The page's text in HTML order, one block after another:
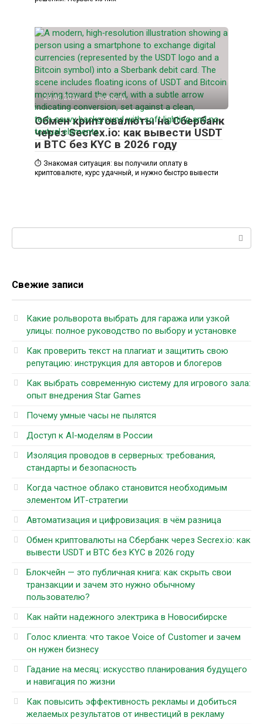
23.06.2026 Новости
Обмен криптовалюты на Сбербанк
через Secrex.io: как вывести USDT
и BTC без KYC в 2026 году
⏱️ Знакомая ситуация: вы получили оплату в
криптовалюте, курс удачный, и нужно быстро вывести
Свежие записи
Какие рольворота выбрать для гаража или узкой
улицы: полное руководство по выбору и установке
Как проверить текст на плагиат и защитить свою
репутацию: инструкция для авторов и блогеров
Как выбрать современную систему для игрового зала:
опыт внедрения Star Games
Почему умные часы не пылятся
Доступ к AI-моделям в России
Изоляция проводов в серверных: требования,
стандарты и безопасность
Когда частное облако становится необходимым
элементом ИТ-стратегии
Автоматизация и цифровизация: в чём разница
Обмен криптовалюты на Сбербанк через Secrex.io: как
вывести USDT и BTC без KYC в 2026 году
Блокчейн — это публичная книга: как скрыть свои
транзакции и зачем это нужно обычному
пользователю?
Как найти надежного электрика в Новосибирске
Голос клиента: что такое Voice of Customer и зачем
он нужен бизнесу
Гадание на месяц: искусство планирования будущего
и навигация по жизни
Как повысить эффективность рекламы и добиться
желаемых результатов от инвестиций в рекламу